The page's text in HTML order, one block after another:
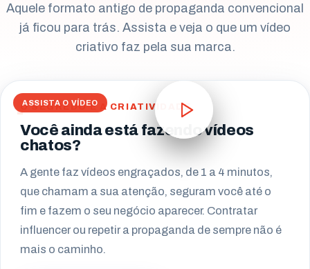
Almirante Tamandaré
Paranaguá
Campo Mourão
Aquele formato antigo de propaganda convencional
já ficou para trás. Assista e veja o que um vídeo
criativo faz pela sua marca.
ASSISTA O VÍDEO
O SEGREDO É A CRIATIVIDADE
Você ainda está fazendo vídeos
chatos?
A gente faz vídeos engraçados, de 1 a 4 minutos,
que chamam a sua atenção, seguram você até o
fim e fazem o seu negócio aparecer. Contratar
influencer ou repetir a propaganda de sempre não é
mais o caminho.